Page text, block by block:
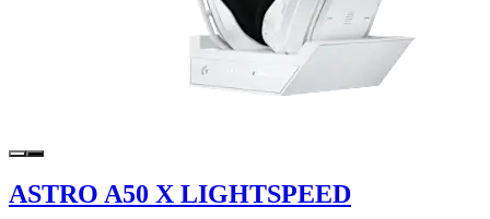
ASTRO A50 X LIGHTSPEED